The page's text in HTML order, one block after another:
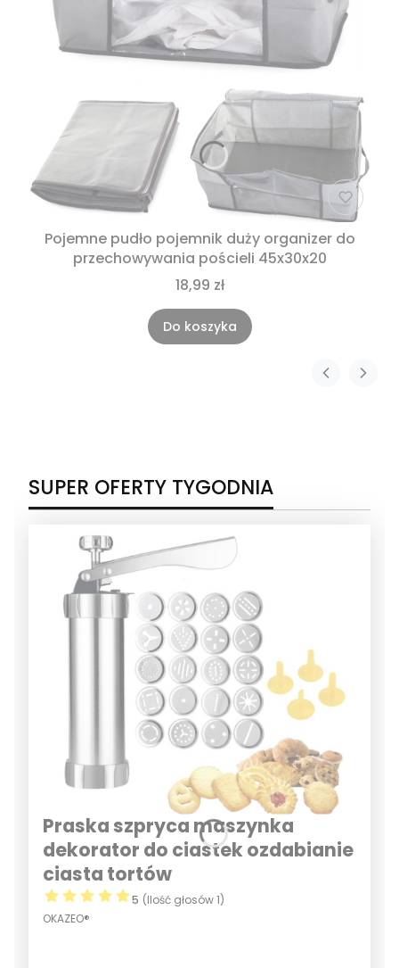
Pojemne pudło pojemnik duży organizer do
przechowywania pościeli 45x30x20
18,99 zł
Do koszyka
SUPER OFERTY TYGODNIA
Praska szpryca maszynka
dekorator do ciastek ozdabianie
ciasta tortów
5 (Ilość głosów 1)
OKAZEO®